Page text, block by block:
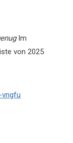
Im
von 2025